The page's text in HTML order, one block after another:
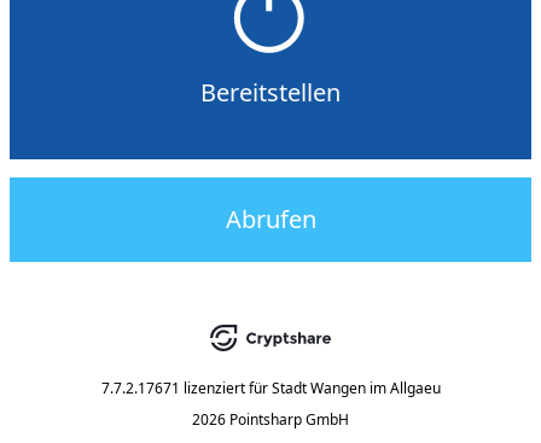
Bereitstellen
Abrufen
7.7.2.17671 lizenziert für Stadt Wangen im Allgaeu
2026 Pointsharp GmbH